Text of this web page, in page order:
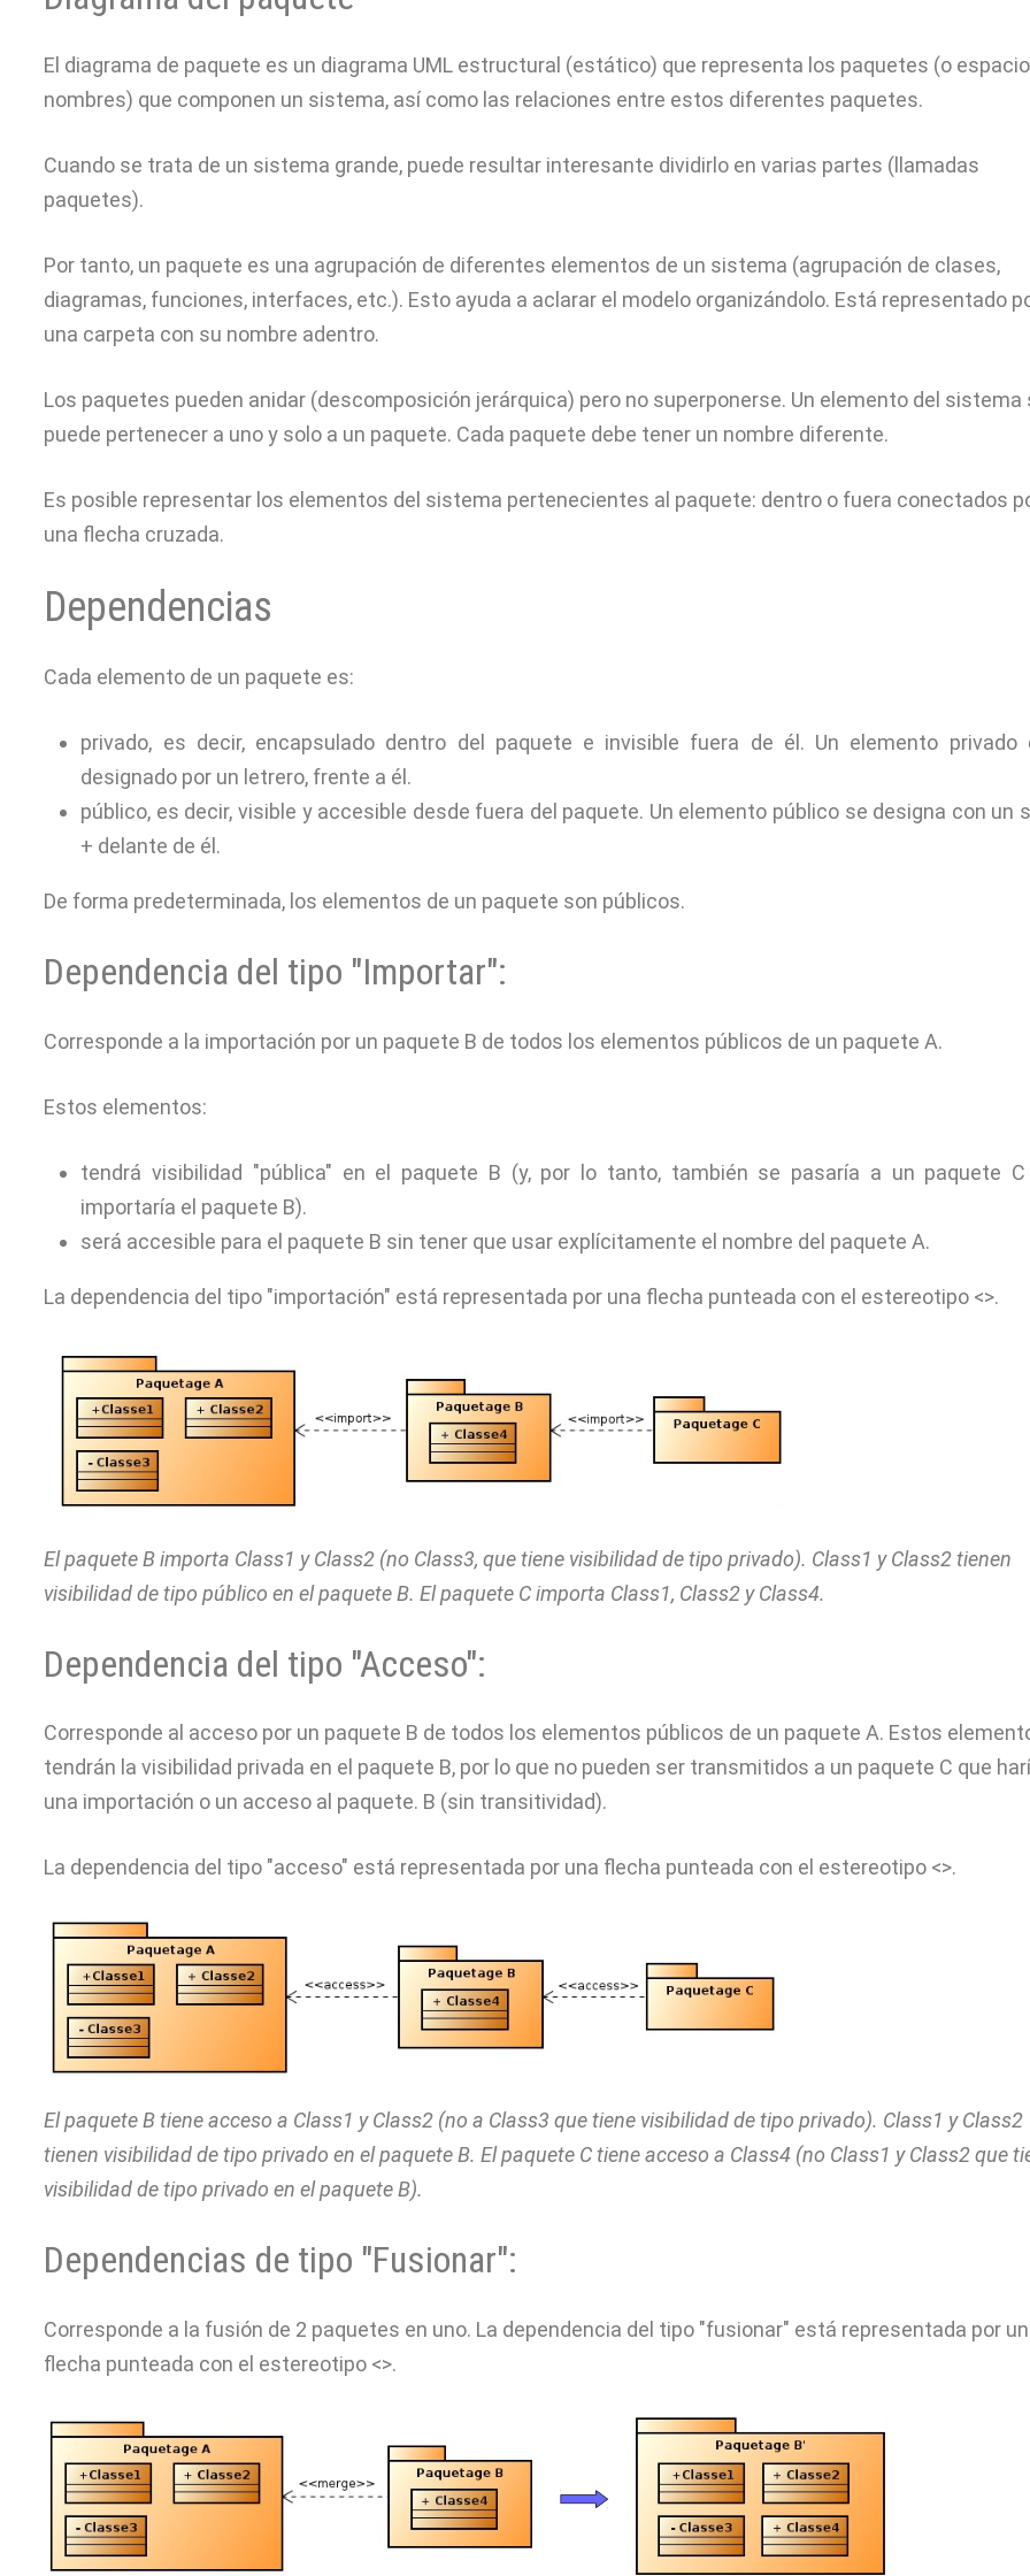
El diagrama de paquete es un diagrama UML estructural (estático) que representa los paquetes (o
nombres) que componen un sistema, así como las relaciones entre estos diferentes paquetes.
Cuando se trata de un sistema grande, puede resultar interesante dividirlo en varias partes (llamadas
paquetes).
Por tanto, un paquete es una agrupación de diferentes elementos de un sistema (agrupación de clases,
diagramas, funciones, interfaces, etc.). Esto ayuda a aclarar el modelo organizándolo. Está representado
una carpeta con su nombre adentro.
Los paquetes pueden anidar (descomposición jerárquica) pero no superponerse. Un elemento del sistema
puede pertenecer a uno y solo a un paquete. Cada paquete debe tener un nombre diferente.
Es posible representar los elementos del sistema pertenecientes al paquete: dentro o fuera conectados
una flecha cruzada.
Dependencias
Cada elemento de un paquete es:
privado, es decir, encapsulado dentro del paquete e invisible fuera de él. Un elemento privado
designado por un letrero, frente a él.
público, es decir, visible y accesible desde fuera del paquete. Un elemento público se designa con un
+ delante de él.
De forma predeterminada, los elementos de un paquete son públicos.
Dependencia del tipo "Importar":
Corresponde a la importación por un paquete B de todos los elementos públicos de un paquete A.
Estos elementos:
tendrá visibilidad "pública" en el paquete B (y, por lo tanto, también se pasaría a un paquete C
importaría el paquete B).
será accesible para el paquete B sin tener que usar explícitamente el nombre del paquete A.
La dependencia del tipo "importación" está representada por una flecha punteada con el estereotipo <>.
El paquete B importa Class1 y Class2 (no Class3, que tiene visibilidad de tipo privado). Class1 y Class2 tienen
visibilidad de tipo público en el paquete B. El paquete C importa Class1, Class2 y Class4.
Dependencia del tipo "Acceso":
Corresponde al acceso por un paquete B de todos los elementos públicos de un paquete A. Estos
tendrán la visibilidad privada en el paquete B, por lo que no pueden ser transmitidos a un paquete C que
una importación o un acceso al paquete. B (sin transitividad).
La dependencia del tipo "acceso" está representada por una flecha punteada con el estereotipo <>.
El paquete B tiene acceso a Class1 y Class2 (no a Class3 que tiene visibilidad de tipo privado). Class1 y Class2
tienen visibilidad de tipo privado en el paquete B. El paquete C tiene acceso a Class4 (no Class1 y Class2 que
visibilidad de tipo privado en el paquete B).
Dependencias de tipo "Fusionar":
Corresponde a la fusión de 2 paquetes en uno. La dependencia del tipo "fusionar" está representada por
flecha punteada con el estereotipo <>.